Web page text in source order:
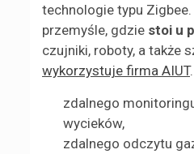
technologie typu
przemyśle, gdzie stoi u
czujniki, roboty, a także
wykorzystuje firma AIUT
zdalnego
wycieków,
zdalnego odczytu